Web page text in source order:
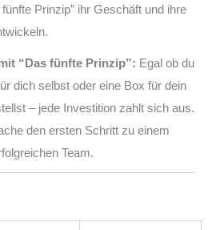
Prinzip” ihr Geschäft und ihre
“Das fünfte Prinzip”: Egal ob du
dich selbst oder eine Box für dein
– jede Investition zahlt sich aus.
den ersten Schritt zu einem
Team.